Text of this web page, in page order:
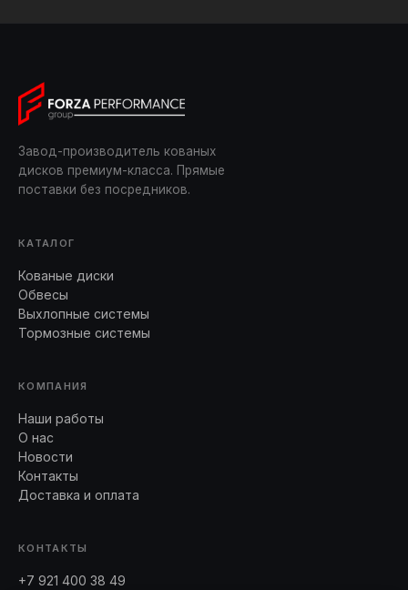
Завод-производитель кованых
дисков премиум-класса. Прямые
поставки без посредников.
КАТАЛОГ
Кованые диски
Обвесы
Выхлопные системы
Тормозные системы
КОМПАНИЯ
Наши работы
О нас
Новости
Контакты
Доставка и оплата
КОНТАКТЫ
+7 921 400 38 49